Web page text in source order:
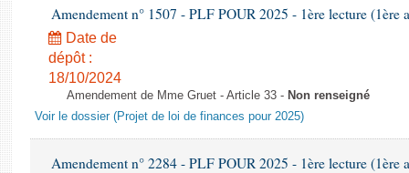
Amendement n° 1507 - PLF POUR 2025 - 1ère lecture (1ère
Date de
dépôt :
18/10/2024
Amendement de Mme Gruet - Article 33 - Non renseigné
Voir le dossier (Projet de loi de finances pour 2025)
Amendement n° 2284 - PLF POUR 2025 - 1ère lecture (1ère